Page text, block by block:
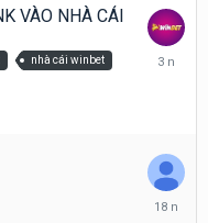
VÀO NHÀ CÁI
nhà cái winbet
Tháng
Tháng